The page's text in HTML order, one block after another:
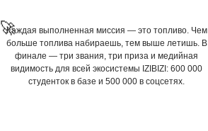
🚀
Каждая выполненная миссия — это топливо. Чем
больше топлива набираешь, тем выше летишь. В
финале — три звания, три приза и медийная
видимость для всей экосистемы IZIBIZI: 600 000
студенток в базе и 500 000 в соцсетях.